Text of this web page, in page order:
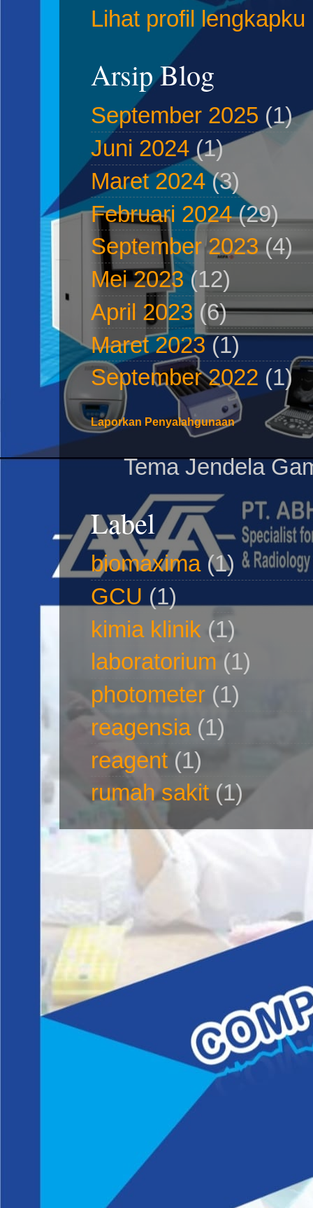
Lihat profil lengkapku
Arsip Blog
September 2025 (1)
Juni 2024 (1)
Maret 2024(3)
Februari 2024(29)
September 2023(4)
Mei 2023 (12)
April 2023 (6)
Maret 2023(1)
September 2022 (1)
Laporkan Penyalahgunaan
Tema Jendela
Label
biomaxima (1)
GCU (1)
kimia klinik (1)
laboratorium (1)
photometer (1)
reagensia (1)
reagent (1)
rumah sakit (1)